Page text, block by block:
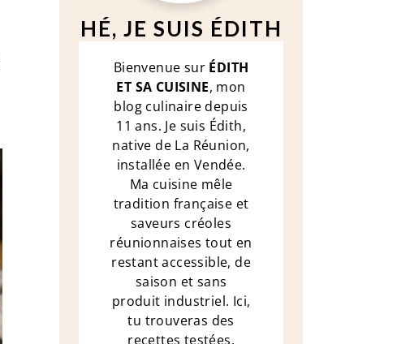
HÉ, JE SUIS ÉDITH
Bienvenue sur ÉDITH
ET SA CUISINE, mon
blog culinaire depuis
11 ans. Je suis Édith,
native de La Réunion,
installée en Vendée.
Ma cuisine mêle
tradition française et
saveurs créoles
réunionnaises tout en
restant accessible, de
saison et sans
produit industriel. Ici,
tu trouveras des
recettes testées,